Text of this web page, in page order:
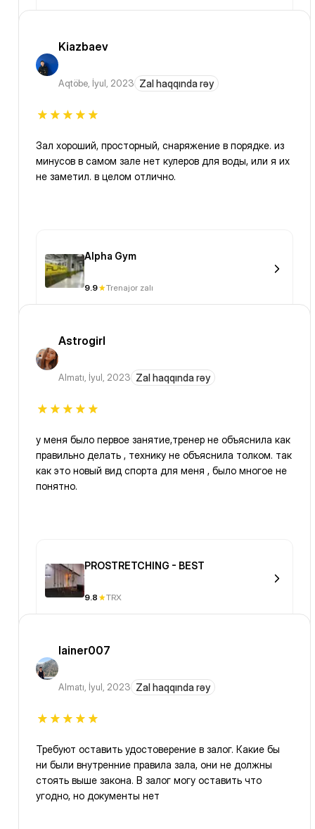
Kiazbaev
Aqtöbe, İyul, 2023 Zal haqqında rəy
Зал хороший, просторный, снаряжение в порядке. из
минусов в самом зале нет кулеров для воды, или я их
не заметил. в целом отлично.
Alpha Gym
9.9 Trenajor zalı
Astrogirl
Almatı, İyul, 2023 Zal haqqında rəy
у меня было первое занятие,тренер не объяснила как
правильно делать , технику не объяснила толком. так
как это новый вид спорта для меня , было многое не
понятно.
PROSTRETCHING - BEST
9.8 TRX
lainer007
Almatı, İyul, 2023 Zal haqqında rəy
Требуют оставить удостоверение в залог. Какие бы
ни были внутренние правила зала, они не должны
стоять выше закона. В залог могу оставить что
угодно, но документы нет